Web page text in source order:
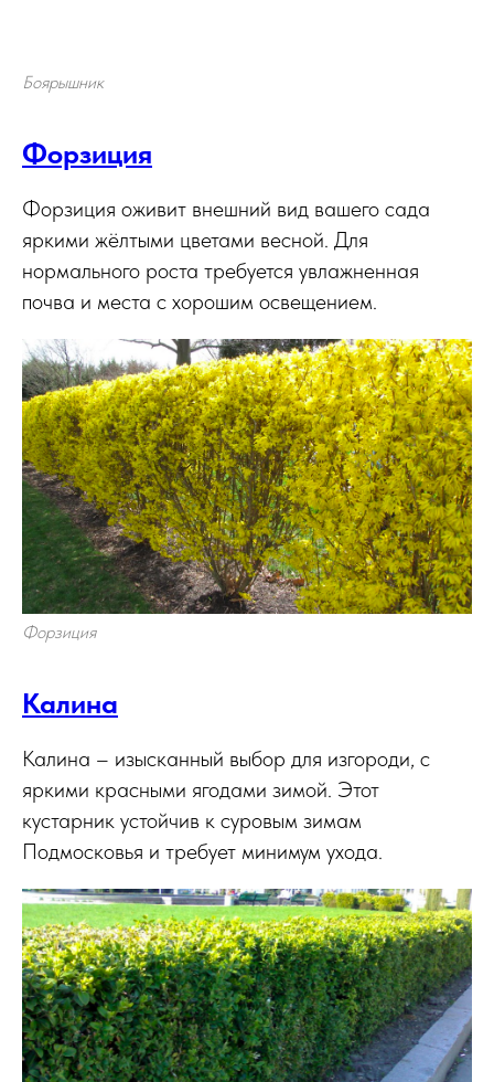
Боярышник
Форзиция
Форзиция оживит внешний вид вашего сада
яркими жёлтыми цветами весной. Для
нормального роста требуется увлажненная
почва и места с хорошим освещением.
Форзиция
Калина
Калина – изысканный выбор для изгороди, с
яркими красными ягодами зимой. Этот
кустарник устойчив к суровым зимам
Подмосковья и требует минимум ухода.